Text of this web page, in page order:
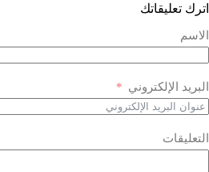
اترك تعليقاتك
الاسم
البريد الإلكتروني
التعليقات